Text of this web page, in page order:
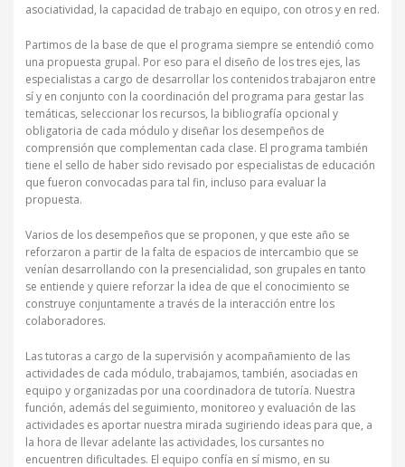
asociatividad, la capacidad de trabajo en equipo, con otros y en red.
Partimos de la base de que el programa siempre se entendió como
una propuesta grupal. Por eso para el diseño de los tres ejes, las
especialistas a cargo de desarrollar los contenidos trabajaron entre
sí y en conjunto con la coordinación del programa para gestar las
temáticas, seleccionar los recursos, la bibliografía opcional y
obligatoria de cada módulo y diseñar los desempeños de
comprensión que complementan cada clase. El programa también
tiene el sello de haber sido revisado por especialistas de educación
que fueron convocadas para tal fin, incluso para evaluar la
propuesta.
Varios de los desempeños que se proponen, y que este año se
reforzaron a partir de la falta de espacios de intercambio que se
venían desarrollando con la presencialidad, son grupales en tanto
se entiende y quiere reforzar la idea de que el conocimiento se
construye conjuntamente a través de la interacción entre los
colaboradores.
Las tutoras a cargo de la supervisión y acompañamiento de las
actividades de cada módulo, trabajamos, también, asociadas en
equipo y organizadas por una coordinadora de tutoría. Nuestra
función, además del seguimiento, monitoreo y evaluación de las
actividades es aportar nuestra mirada sugiriendo ideas para que, a
la hora de llevar adelante las actividades, los cursantes no
encuentren dificultades. El equipo confía en sí mismo, en su